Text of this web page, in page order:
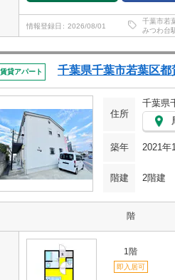
情報登録日 2026/08/01
千葉市若
みつわ台
賃貸アパート 千葉県千葉市若葉区都
住所
千葉県
築年 2021年
階建 2階建
階
1階
即入居可